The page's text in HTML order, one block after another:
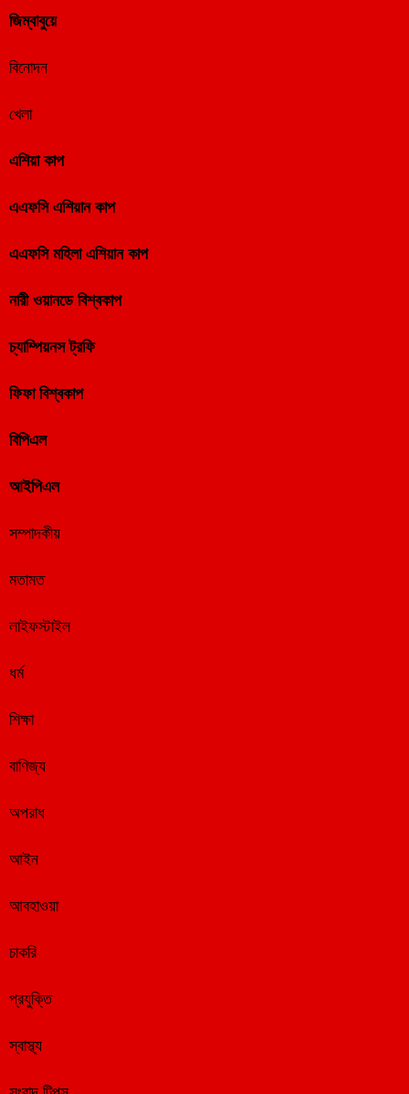
জিম্বাবুয়ে
বিনোদন
খেলা
এশিয়া কাপ
এএফসি এশিয়ান কাপ
এএফসি মহিলা এশিয়ান কাপ
নারী ওয়ানডে বিশ্বকাপ
চ্যাম্পিয়নস ট্রফি
ফিফা বিশ্বকাপ
বিপিএল
আইপিএল
সম্পাদকীয়
মতামত
লাইফস্টাইল
ধর্ম
শিক্ষা
বাণিজ্য
অপরাধ
আইন
আবহাওয়া
চাকরি
প্রযুক্তি
স্বাস্থ্য